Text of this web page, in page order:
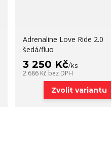
Adrenaline Love Ride 2.0
šedá/fluo
3 250 Kč/ks
2 686 Kč bez DPH
Zvolit variantu